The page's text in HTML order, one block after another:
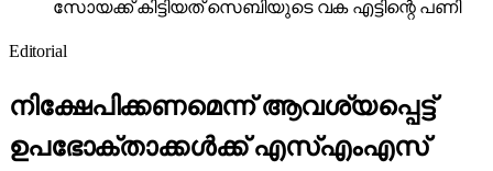
സോയക്ക് കിട്ടിയത് സെബിയുടെ വക എട്ടിന്റെ പണി
Editorial
നിക്ഷേപിക്കണമെന്ന് ആവശ്യപ്പെട്ട്
ഉപഭോക്താക്കൾക്ക് എസ്എംഎസ്